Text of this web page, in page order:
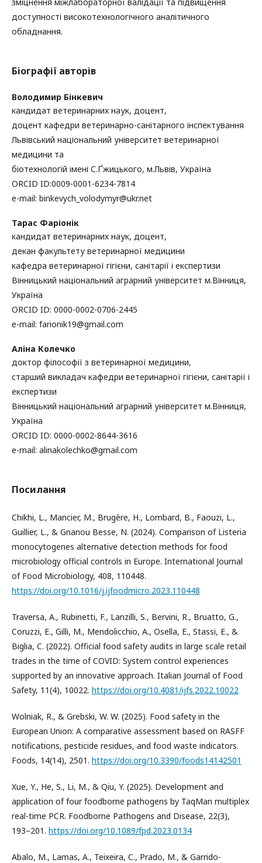
доступності високотехнологічного аналітичного
обладнання.
Біографії авторів
Володимир Бінкевич
кандидат ветеринарних наук, доцент,
доцент кафедри ветеринарно-санітарного інспектування
Львівський національний університет ветеринарної
медицини та
біотехнологій імені С.Ґжицького, м.Львів, Україна
ORCID ID:0009-0001-6234-7814
e-mail: binkevych_volodymyr@ukr.net
Тарас Фаріонік
кандидат ветеринарних наук, доцент,
декан факультету ветеринарної медицини
кафедра ветеринарної гігієни, санітарії і експертизи
Вінницький національний аграрний університет м.Вінниця,
Україна
ORCID ID: 0000-0002-0706-2445
e-mail: farionik19@gmail.com
Аліна Колечко
доктор філософії з ветеринарної медицини,
старший викладач кафедри ветеринарної гігієни, санітарії і
експертизи
Вінницький національний аграрний університет м.Вінниця,
Україна
ORCID ID: 0000-0002-8644-3616
e-mail: alinakolechko@gmail.com
Посилання
Chikhi, L., Mancier, M., Brugère, H., Lombard, B., Faouzi, L.,
Guillier, L., & Gnanou Besse, N. (2024). Comparison of Listeria
monocytogenes alternative detection methods for food
microbiology official controls in Europe. International Journal
of Food Microbiology, 408, 110448.
https://doi.org/10.1016/j.ijfoodmicro.2023.110448
Traversa, A., Rubinetti, F., Lanzilli, S., Bervini, R., Bruatto, G.,
Coruzzi, E., Gilli, M., Mendolicchio, A., Osella, E., Stassi, E., &
Biglia, C. (2022). Official food safety audits in large scale retail
trades in the time of COVID: System control experiences
supported by an innovative approach. Italian Journal of Food
Safety, 11(4), 10022. https://doi.org/10.4081/ijfs.2022.10022
Wolniak, R., & Grebski, W. W. (2025). Food safety in the
European Union: A comparative assessment based on RASFF
notifications, pesticide residues, and food waste indicators.
Foods, 14(14), 2501. https://doi.org/10.3390/foods14142501
Xue, Y., He, S., Li, M., & Qiu, Y. (2025). Development and
application of four foodborne pathogens by TaqMan multiplex
real-time PCR. Foodborne Pathogens and Disease, 22(3),
193–201. https://doi.org/10.1089/fpd.2023.0134
Abalo, M., Lamas, A., Teixeira, C., Prado, M., & Garrido-